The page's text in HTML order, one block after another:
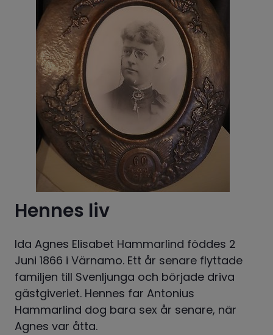
Hennes liv
Ida Agnes Elisabet Hammarlind föddes 2
Juni 1866 i Värnamo. Ett år senare flyttade
familjen till Svenljunga och började driva
gästgiveriet. Hennes far Antonius
Hammarlind dog bara sex år senare, när
Agnes var åtta.